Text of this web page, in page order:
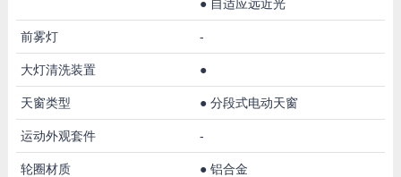
● 自适应远近光
前雾灯 -
大灯清洗装置 ●
天窗类型 ● 分段式电动天窗
运动外观套件 -
轮圈材质 ● 铝合金